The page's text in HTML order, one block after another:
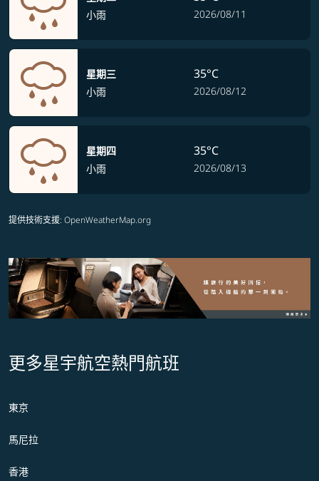
小雨
2026/08/11
星期三
小雨
35°C
2026/08/12
星期四
小雨
35°C
2026/08/13
提供技術支援: OpenWeatherMap.org
更多星宇航空熱門航班
東京
馬尼拉
香港